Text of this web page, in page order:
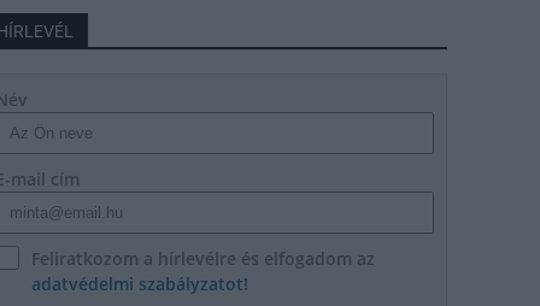
mail cím
Feliratkozom a hírlevélre és elfogadom az
adatvédelmi szabályzatot!